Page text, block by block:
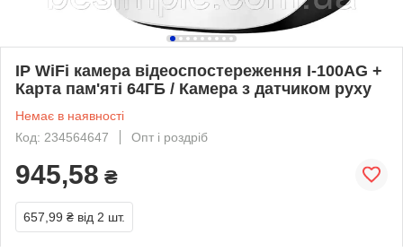
IP WiFi камера відеоспостереження I-100AG +
Карта пам'яті 64ГБ / Камера з датчиком руху
Немає в наявності
Код: 234564647
Опт і роздріб
945,58 ₴
657,99 ₴ від 2 шт.